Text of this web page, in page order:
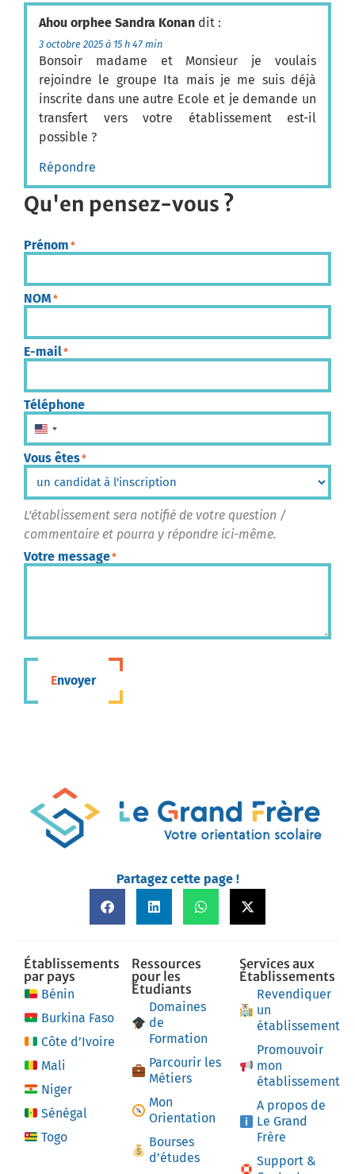
Ahou orphee Sandra Konan dit :
3 octobre 2025 à 15 h 47 min
Bonsoir madame et Monsieur je voulais
rejoindre le groupe Ita mais je me suis déjà
inscrite dans une autre Ecole et je demande un
transfert vers votre établissement est-il
possible ?
Répondre
Qu'en pensez-vous ?
Prénom *
NOM *
E-mail*
Téléphone
États-Unis +1
Vous êtes*
L'établissement sera notifié de votre question /
commentaire et pourra y répondre ici-même.
Votre message*
Envoyer
Partagez cette page !
Établissements
par pays
Bénin
Burkina Faso
Côte d’Ivoire
Mali
Niger
Sénégal
Togo
Ressources
pour les
Étudiants
Domaines
de
Formation
Parcourir les
Métiers
Mon
Orientation
Bourses
d’études
Services aux
Établissements
Revendiquer
un
établissement
Promouvoir
mon
établissement
A propos de
Le Grand
Frère
Support &